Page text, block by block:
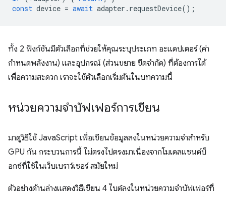
const device = await adapter . requestDevice();
ทั้ง 2 ฟังก์ชันมีตัวเลือกที่ช่วยให้คุณระบุประเภท อะแดปเตอร์ (ค่า
กำหนดพลังงาน) และอุปกรณ์ (ส่วนขยาย ขีดจำกัด) ที่ต้องการได้
เพื่อความสะดวก เราจะใช้ตัวเลือกเริ่มต้นในบทความนี้
หน่วยความจำบัฟเฟอร์การเขียน
มาดูวิธีใช้ JavaScript เพื่อเขียนข้อมูลลงในหน่วยความจำสำหรับ
GPU กัน กระบวนการนี้ ไม่ตรงไปตรงมาเนื่องจากโมเดลแซนด์บ็
อกซ์ที่ใช้ในเว็บเบราว์เซอร์ สมัยใหม่
ตัวอย่างด้านล่างแสดงวิธีเขียน 4 ไบต์ลงในหน่วยความจำบัฟเฟอร์ที่